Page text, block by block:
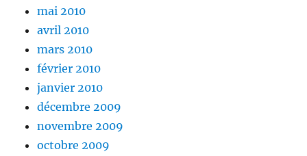
mai 2010
avril 2010
mars 2010
février 2010
janvier 2010
décembre 2009
novembre 2009
octobre 2009